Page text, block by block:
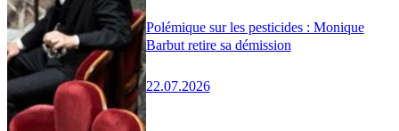
Polémique sur les pesticides : Monique
Barbut retire sa démission
22.07.2026